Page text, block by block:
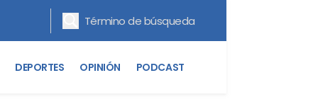
DEPORTES OPINIÓN PODCAST